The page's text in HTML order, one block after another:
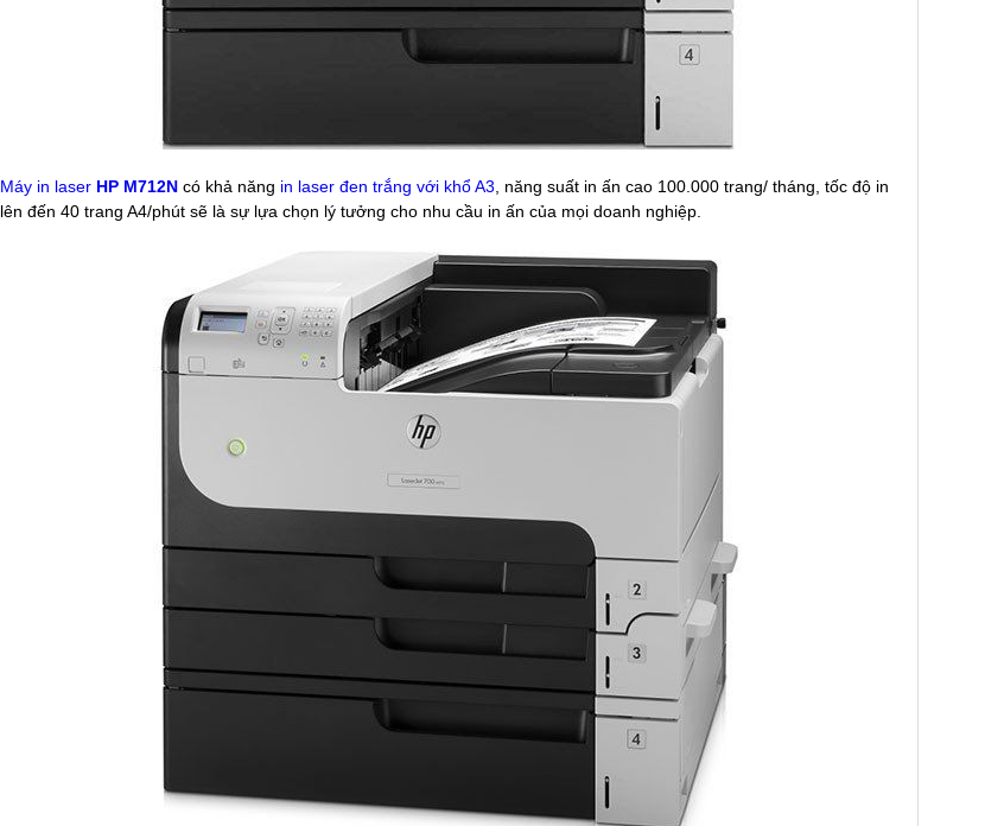
Máy in laser HP M712N có khả năng in laser đen trắng với khổ A3 , năng suất in ấn cao 100.000 trang/ tháng, tốc độ in
lên đến 40 trang A4/phút sẽ là sự lựa chọn lý tưởng cho nhu cầu in ấn của mọi doanh nghiệp.